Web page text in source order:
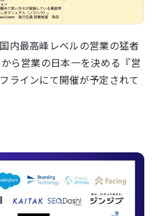
内最高峰レベルの営業の猛者
ら営業の日本一を決める『営
ラインにて開催が予定されて